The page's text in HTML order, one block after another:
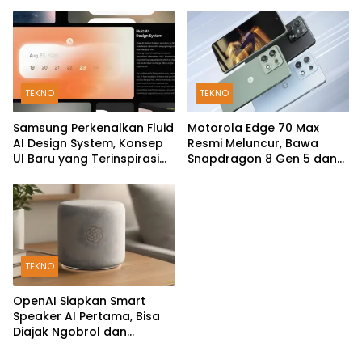
Baterai 6000mAh
TEKNO
Samsung Perkenalkan Fluid
AI Design System, Konsep
UI Baru yang Terinspirasi
TEKNO
Motorola Edge 70 Max
Resmi Meluncur, Bawa
Snapdragon 8 Gen 5 dan
TEKNO
OpenAI Siapkan Smart
Speaker AI Pertama, Bisa
Diajak Ngobrol dan